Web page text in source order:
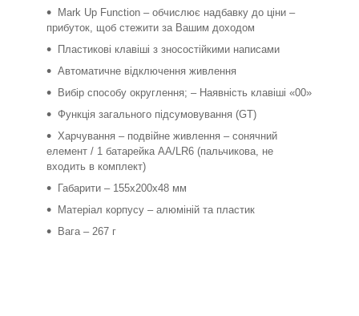
Mark Up Function – обчислює надбавку до ціни –
прибуток, щоб стежити за Вашим доходом
Пластикові клавіші з зносостійкими написами
Автоматичне відключення живлення
Вибір способу округлення; – Наявність клавіші «00»
Функція загального підсумовування (GT)
Харчування – подвійне живлення – сонячний
елемент / 1 батарейка AA/LR6 (пальчикова, не
входить в комплект)
Габарити – 155х200х48 мм
Матеріал корпусу – алюміній та пластик
Вага – 267 г